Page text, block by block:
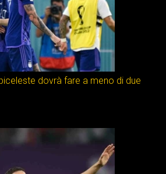
dovrà fare a meno di due